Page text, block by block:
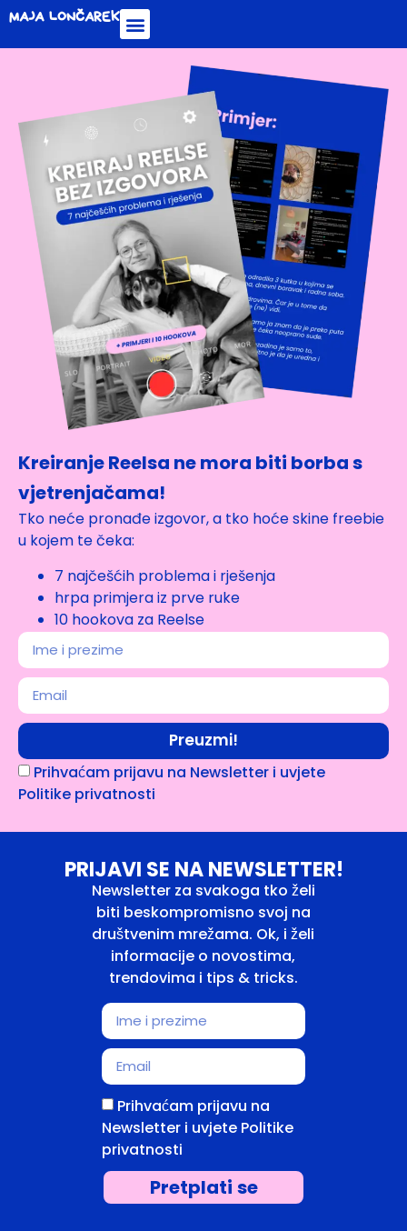
MAJA LONČAREK
Kreiranje Reelsa ne mora biti borba s
vjetrenjačama!
Tko neće pronađe izgovor, a tko hoće skine freebie
u kojem te čeka:
7 najčešćih problema i rješenja
hrpa primjera iz prve ruke
10 hookova za Reelse
Prihvaćam prijavu na Newsletter i uvjete
Politike privatnosti
Preuzmi!
PRIJAVI SE NA NEWSLETTER!
Newsletter za svakoga tko želi
biti beskompromisno svoj na
društvenim mrežama. Ok, i želi
informacije o novostima,
trendovima i tips & tricks.
Prihvaćam prijavu na
Newsletter i uvjete Politike
privatnosti
Pretplati se